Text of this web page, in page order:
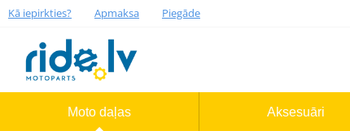
Kā iepirkties? Apmaksa Piegāde
Moto daļas Aksesuāri